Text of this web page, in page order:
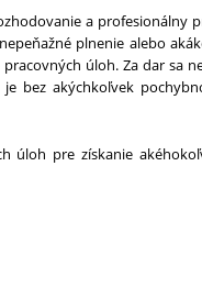
a profesionálny
plnenie alebo
úloh. Za dar sa
bez akýchkoľvek
úloh pre získanie